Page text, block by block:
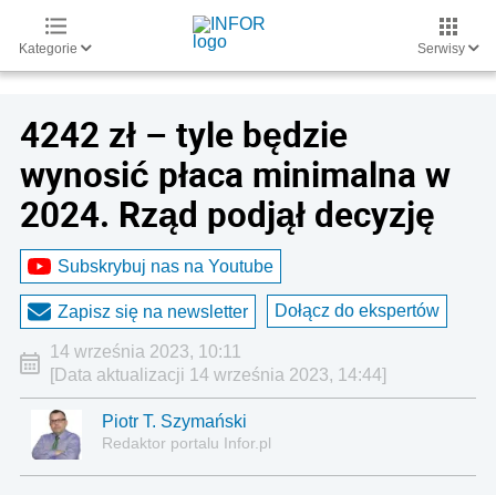
Kategorie Serwisy
4242 zł – tyle będzie
wynosić płaca minimalna w
2024. Rząd podjął decyzję
Subskrybuj nas na Youtube
Zapisz się na newsletter Dołącz do ekspertów
14 września 2023, 10:11
[Data aktualizacji 14 września 2023, 14:44]
Piotr T. Szymański
Redaktor portalu Infor.pl